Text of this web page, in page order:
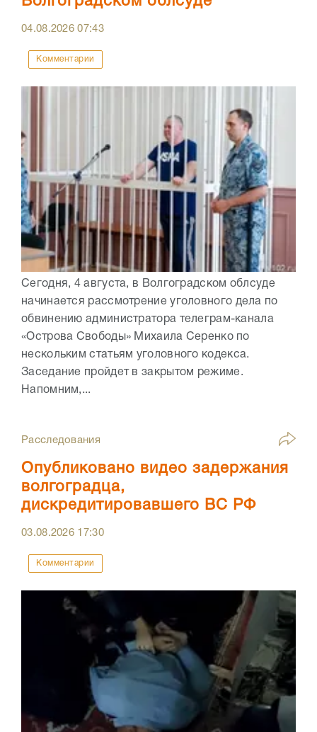
04.08.202607:43
Комментарии
Сегодня, 4 августа, в Волгоградском облсуде
начинается рассмотрение уголовного дела по
обвинению администратора телеграм-канала
«Острова Свободы» Михаила Серенко по
нескольким статьям уголовного кодекса.
Заседание пройдет в закрытом режиме.
Напомним,...
Расследования
Опубликовано видео задержания
волгоградца,
дискредитировавшего ВС РФ
03.08.2026 17:30
Комментарии